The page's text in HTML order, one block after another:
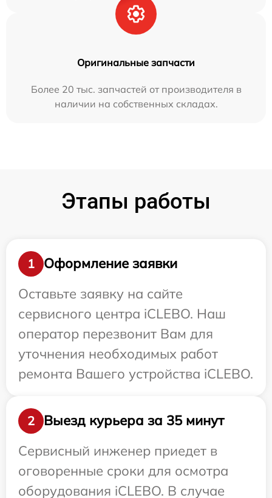
Оригинальные запчасти
Более 20 тыс. запчастей от производителя в
наличии на собственных складах.
Этапы работы
1
Оформление заявки
Оставьте заявку на сайте
сервисного центра iCLEBO. Наш
оператор перезвонит Вам для
уточнения необходимых работ
ремонта Вашего устройства iCLEBO.
2
Выезд курьера за 35 минут
Сервисный инженер приедет в
оговоренные сроки для осмотра
оборудования iCLEBO. В случае